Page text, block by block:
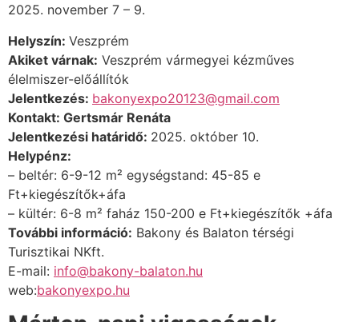
2025. november 7 – 9.
Helyszín: Veszprém
Akiket várnak: Veszprém vármegyei kézműves
élelmiszer-előállítók
Jelentkezés: bakonyexpo20123@gmail.com
Kontakt: Gertsmár Renáta
Jelentkezési határidő: 2025. október 10.
Helypénz:
– beltér: 6-9-12 m² egységstand: 45-85 e
Ft+kiegészítők+áfa
– kültér: 6-8 m² faház 150-200 e Ft+kiegészítők +áfa
További információ: Bakony és Balaton térségi
Turisztikai NKft.
E-mail: info@bakony-balaton.hu
web:bakonyexpo.hu